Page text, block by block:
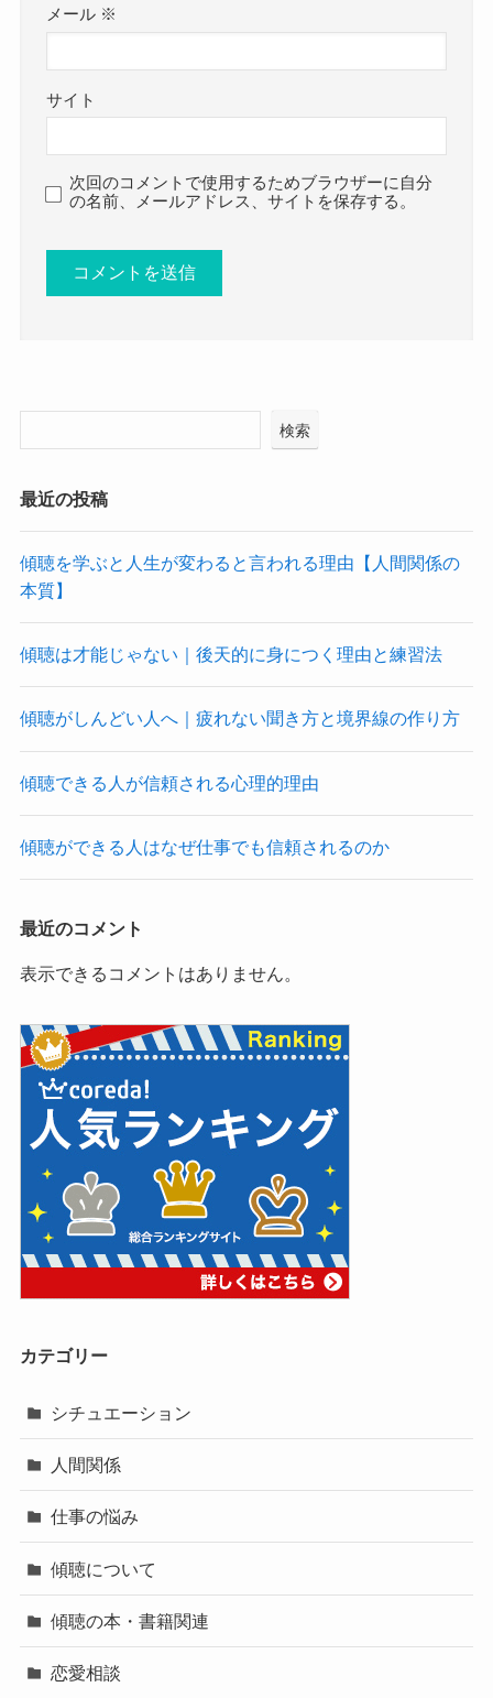
メール ※
サイト
次回のコメントで使用するためブラウザーに自分
の名前、メールアドレス、サイトを保存する。
検索
最近の投稿
傾聴を学ぶと人生が変わると言われる理由【人間関係の
本質】
傾聴は才能じゃない｜後天的に身につく理由と練習法
傾聴がしんどい人へ｜疲れない聞き方と境界線の作り方
傾聴できる人が信頼される心理的理由
傾聴ができる人はなぜ仕事でも信頼されるのか
最近のコメント
表示できるコメントはありません。
カテゴリー
シチュエーション
人間関係
仕事の悩み
傾聴について
傾聴の本・書籍関連
恋愛相談